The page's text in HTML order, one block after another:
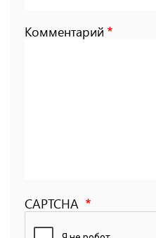
Комментарий
CAPTCHA